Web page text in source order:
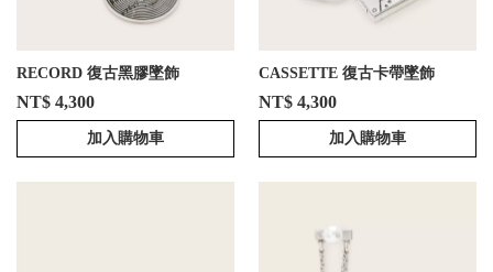
RECORD 復古黑膠墜飾
NT$ 4,300
加入購物車
CASSETTE 復古卡帶墜飾
NT$ 4,300
加入購物車